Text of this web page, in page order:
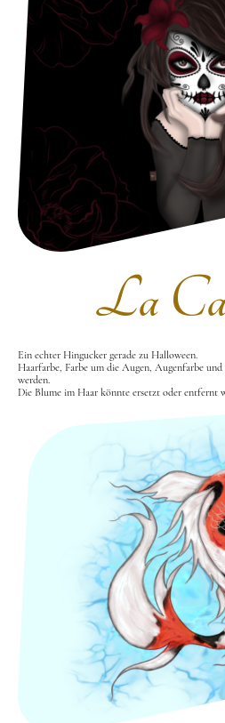
La
Ein echter Hingucker gerade zu Halloween.
Haarfarbe, Farbe um die Augen, Augenfarbe
werden.
Die Blume im Haar könnte ersetzt oder entfernt